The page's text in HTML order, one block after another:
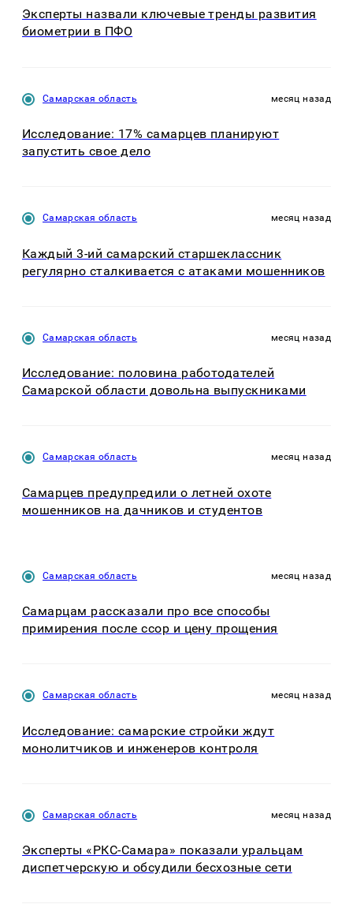
Эксперты назвали ключевые тренды развития
биометрии в ПФО
Самарская область месяц назад
Исследование: 17% самарцев планируют
запустить свое дело
Самарская область месяц назад
Каждый 3-ий самарский старшеклассник
регулярно сталкивается с атаками мошенников
Самарская область месяц назад
Исследование: половина работодателей
Самарской области довольна выпускниками
Самарская область месяц назад
Самарцев предупредили о летней охоте
мошенников на дачников и студентов
Самарская область месяц назад
Самарцам рассказали про все способы
примирения после ссор и цену прощения
Самарская область месяц назад
Исследование: самарские стройки ждут
монолитчиков и инженеров контроля
Самарская область месяц назад
Эксперты «РКС-Самара» показали уральцам
диспетчерскую и обсудили бесхозные сети